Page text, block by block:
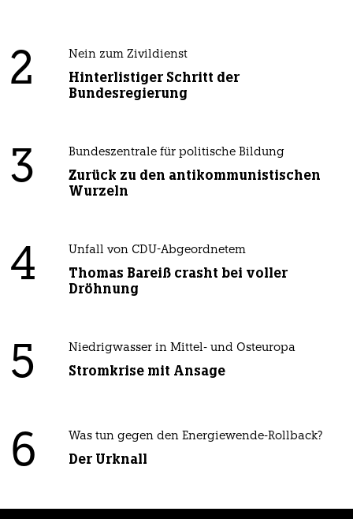
2 Nein zum Zivildienst
Hinterlistiger Schritt der
Bundesregierung
3 Bundeszentrale für politische Bildung
Zurück zu den antikommunistischen
Wurzeln
4 Unfall von CDU-Abgeordnetem
Thomas Bareiß crasht bei voller
Dröhnung
5 Niedrigwasser in Mittel- und Osteuropa
Stromkrise mit Ansage
6 Was tun gegen den Energiewende-Rollback?
Der Urknall